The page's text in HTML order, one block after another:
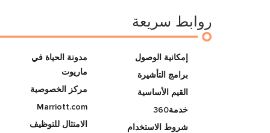
روابط سريعة
إمكانية الوصول
برامج التأشيرة
القيم الأساسية
خدمة360
شروط الاستخدام
مدونة الحياة في
ماريوت
مركز الخصوصية
Marriott.com
الامتثال للتوظيف